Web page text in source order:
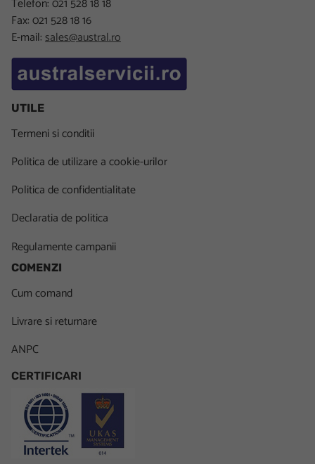
Telefon: 021 528 18 18
Fax: 021 528 18 16
E-mail:sales@austral.ro
UTILE
Termeni si conditii
Politica de utilizare a cookie-urilor
Politica de confidentialitate
Declaratia de politica
Regulamente campanii
COMENZI
Cum comand
Livrare si returnare
ANPC
CERTIFICARI